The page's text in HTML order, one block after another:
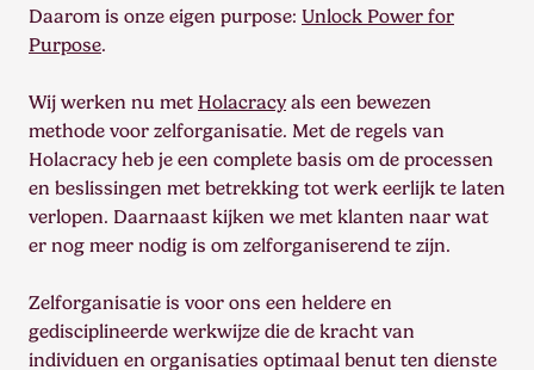
Daarom is onze eigen purpose: Unlock Power for
Purpose.
Wij werken nu met Holacracyals een bewezen
methode voor zelforganisatie. Met de regels van
Holacracy heb je een complete basis om de processen
en beslissingen met betrekking tot werk eerlijk te laten
verlopen. Daarnaast kijken we met klanten naar wat
er nog meer nodig is om zelforganiserend te zijn.
Zelforganisatie is voor ons een heldere en
gedisciplineerde werkwijze die de kracht van
individuen en organisaties optimaal benut ten dienste